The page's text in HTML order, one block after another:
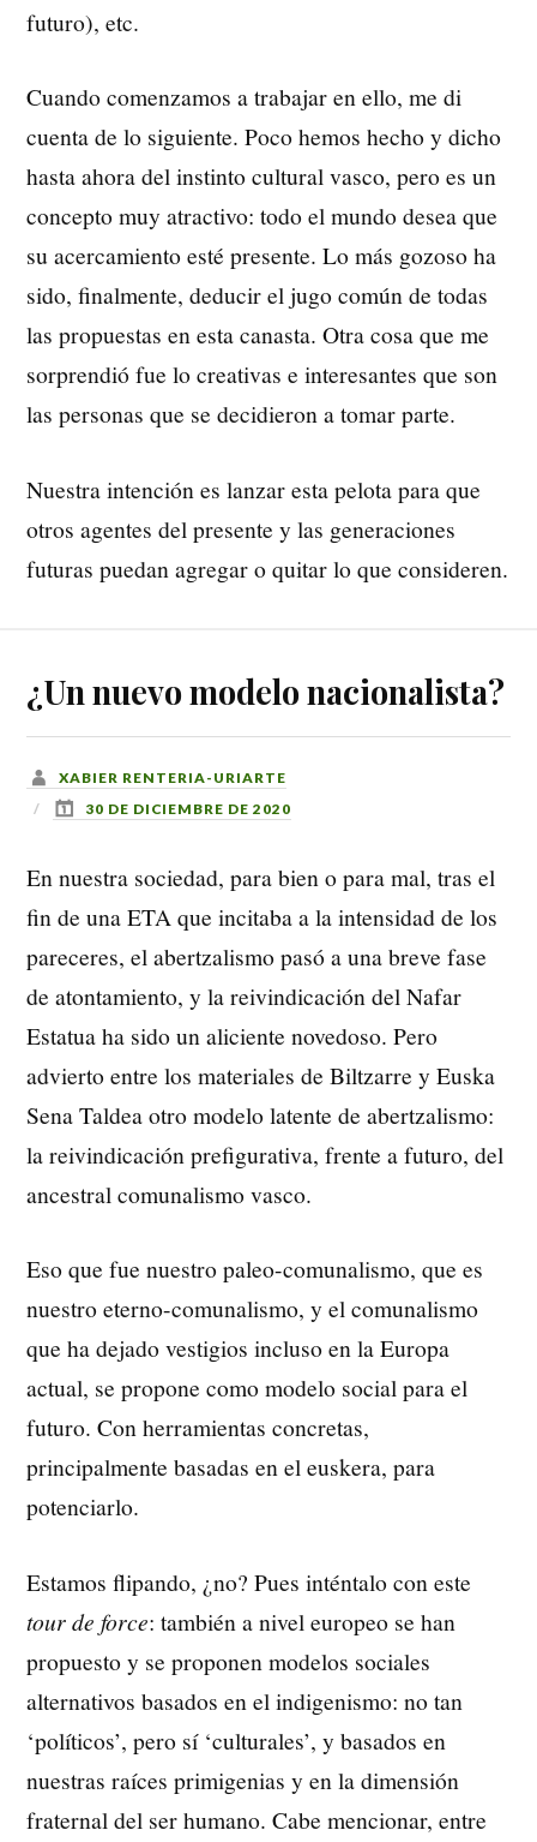
futuro), etc.
Cuando comenzamos a trabajar en ello, me di
cuenta de lo siguiente. Poco hemos hecho y dicho
hasta ahora del instinto cultural vasco, pero es un
concepto muy atractivo: todo el mundo desea que
su acercamiento esté presente. Lo más gozoso ha
sido, finalmente, deducir el jugo común de todas
las propuestas en esta canasta. Otra cosa que me
sorprendió fue lo creativas e interesantes que son
las personas que se decidieron a tomar parte.
Nuestra intención es lanzar esta pelota para que
otros agentes del presente y las generaciones
futuras puedan agregar o quitar lo que consideren.
¿Un nuevo modelo nacionalista?
XABIER RENTERIA-URIARTE
30 DE DICIEMBRE DE 2020
En nuestra sociedad, para bien o para mal, tras el
fin de una ETA que incitaba a la intensidad de los
pareceres, el abertzalismo pasó a una breve fase
de atontamiento, y la reivindicación del Nafar
Estatua ha sido un aliciente novedoso. Pero
advierto entre los materiales de Biltzarre y Euska
Sena Taldea otro modelo latente de abertzalismo:
la reivindicación prefigurativa, frente a futuro, del
ancestral comunalismo vasco.
Eso que fue nuestro paleo-comunalismo, que es
nuestro eterno-comunalismo, y el comunalismo
que ha dejado vestigios incluso en la Europa
actual, se propone como modelo social para el
futuro. Con herramientas concretas,
principalmente basadas en el euskera, para
potenciarlo.
Estamos flipando, ¿no? Pues inténtalo con este
tour de force: también a nivel europeo se han
propuesto y se proponen modelos sociales
alternativos basados en el indigenismo: no tan
‘políticos’, pero sí ‘culturales’, y basados en
nuestras raíces primigenias y en la dimensión
fraternal del ser humano. Cabe mencionar, entre